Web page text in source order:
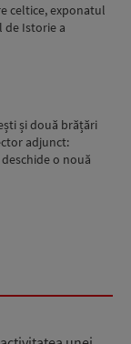
celtice, exponatul
de Istorie a
și două brățări
adjunct:
o nouă